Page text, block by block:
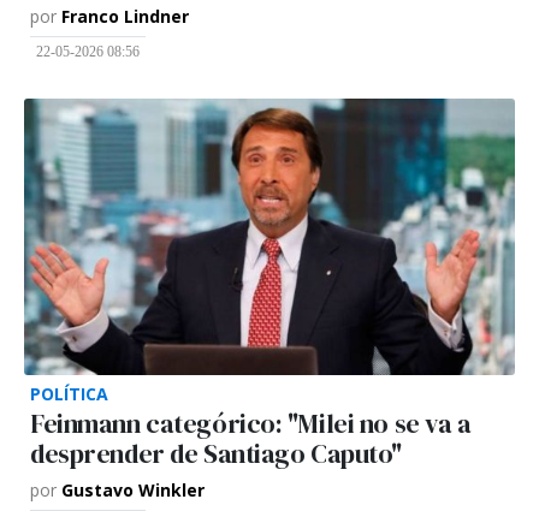
por Franco Lindner
22-05-2026 08:56
POLÍTICA
Feinmann categórico: "Milei no se va a
desprender de Santiago Caputo"
por Gustavo Winkler